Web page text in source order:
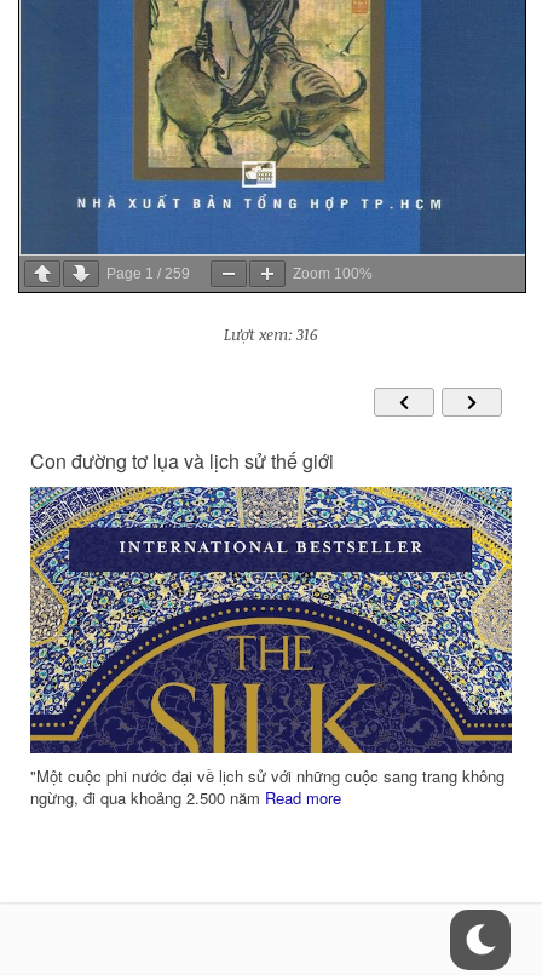
Page 1 / 259 Zoom 100%
Lượt xem: 316
Con đường tơ lụa và lịch sử thế giới
"Một cuộc phi nước đại về lịch sử với những cuộc sang trang không
ngừng, đi qua khoảng 2.500 năm Read more